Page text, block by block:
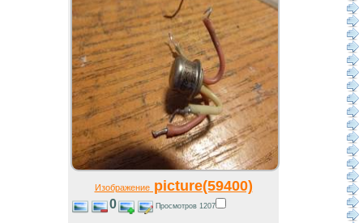
Изображениеpicture(59400)
0 Просмотров 1207